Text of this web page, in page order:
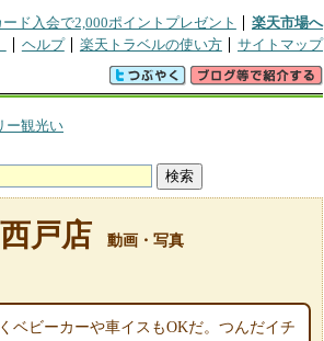
ド入会で2,000ポイントプレゼント
楽天市場へ
ヘルプ 楽天トラベルの使い方 サイトマップ
ー観光い
戸店 動画・写真
ベビーカーや車イスもOKだ。つんだイチ